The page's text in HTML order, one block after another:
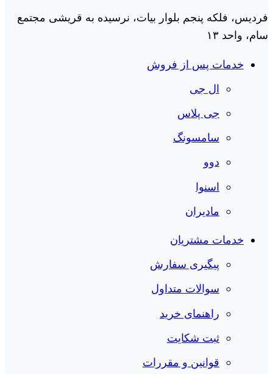
فردیس، فلکه پنجم بلوار بیات، نرسیده به قریشی مجتمع
سام، واحد ۱۳
خدمات پس از فروش
ال جی
جی پلاس
سامسونگ
دوو
اسنوا
مادیران
خدمات مشتریان
پیگیری سفارش
سوالات متداول
راهنمای خرید
ثبت شکایت
قوانین و مقررات